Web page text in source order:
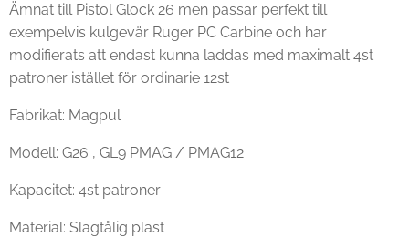
Ämnat till Pistol Glock 26 men passar perfekt till
exempelvis kulgevär Ruger PC Carbine och har
modifierats att endast kunna laddas med maximalt 4st
patroner istället för ordinarie 12st
Fabrikat: Magpul
Modell: G26 , GL9 PMAG / PMAG12
Kapacitet: 4st patroner
Material: Slagtålig plast